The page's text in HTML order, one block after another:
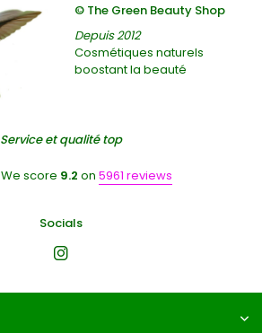
© The Green Beauty Shop
Depuis 2012
Cosmétiques naturels
boostant la beauté
Service et qualité top
We score 9.2 on 5961 reviews
Socials